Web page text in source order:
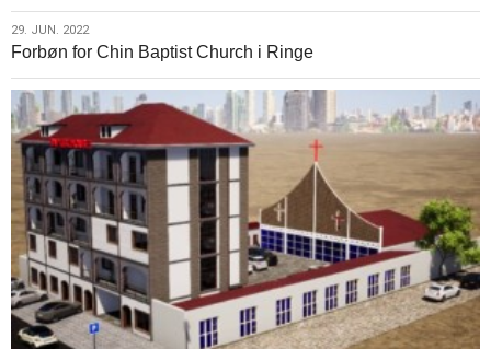
2022
29.
jun.
2022
29. JUN. 2022
Forbøn for Chin Baptist Church i Ringe